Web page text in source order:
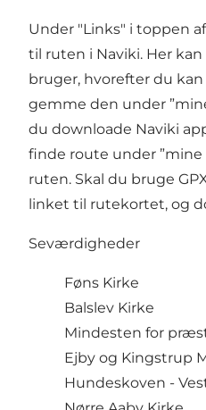
Under "Links" i toppen
til ruten i Naviki. Her
bruger, hvorefter du
gemme den under
du downloade Naviki
finde route under
ruten. Skal du bruge
linket til rutekortet, og
Seværdigheder
Føns Kirke
Balslev Kirke
Mindesten for
Ejby og Kingstrup
Hundeskoven -